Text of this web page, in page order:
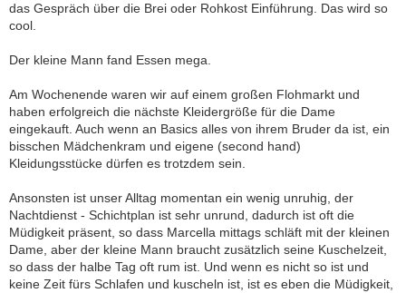
das Gespräch über die Brei oder Rohkost Einführung. Das wird so
cool.
Der kleine Mann fand Essen mega.
Am Wochenende waren wir auf einem großen Flohmarkt und
haben erfolgreich die nächste Kleidergröße für die Dame
eingekauft. Auch wenn an Basics alles von ihrem Bruder da ist, ein
bisschen Mädchenkram und eigene (second hand)
Kleidungsstücke dürfen es trotzdem sein.
Ansonsten ist unser Alltag momentan ein wenig unruhig, der
Nachtdienst - Schichtplan ist sehr unrund, dadurch ist oft die
Müdigkeit präsent, so dass Marcella mittags schläft mit der kleinen
Dame, aber der kleine Mann braucht zusätzlich seine Kuschelzeit,
so dass der halbe Tag oft rum ist. Und wenn es nicht so ist und
keine Zeit fürs Schlafen und kuscheln ist, ist es eben die Müdigkeit,